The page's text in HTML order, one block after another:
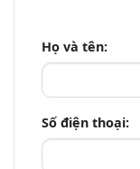
Họ và tên:
Số điện thoại: